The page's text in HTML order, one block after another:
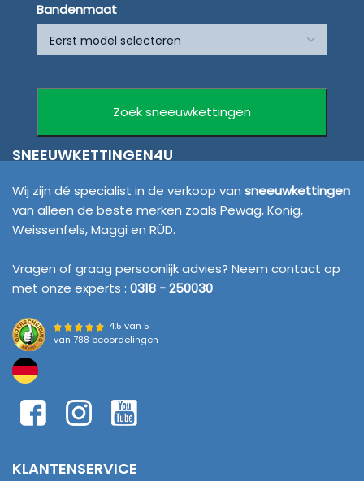
Bandenmaat
SNEEUWKETTINGEN4U
Wij zijn dé specialist in de verkoop van sneeuwkettingen
van alleen de beste merken zoals Pewag, König,
Weissenfels, Maggi en RÜD.
Vragen of graag persoonlijk advies? Neem contact op
met onze experts : 0318 - 250030
4.5 van 5
van 788 beoordelingen
KLANTENSERVICE